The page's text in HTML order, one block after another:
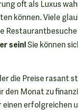
oft als Luxus
können. Viele
sein!Sie können
die Preise rasant
den Monat zu
einen erfolgreichen